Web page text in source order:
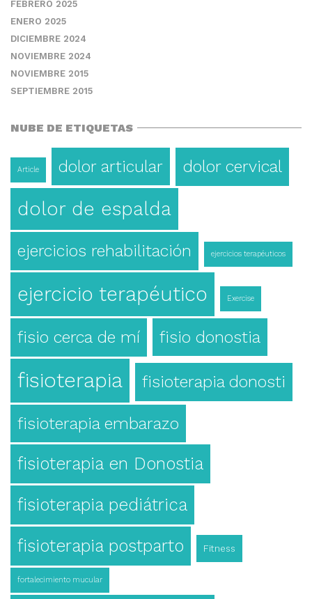
FEBRERO 2025
ENERO 2025
DICIEMBRE 2024
NOVIEMBRE 2024
NOVIEMBRE 2015
SEPTIEMBRE 2015
NUBE DE ETIQUETAS
Article dolor articular dolor cervical
dolor de espalda
ejercicios rehabilitación ejercicios terapéuticos
ejercicio terapéutico Exercise
fisio cerca de mí fisio donostia
fisioterapia fisioterapia donosti
fisioterapia embarazo
fisioterapia en Donostia
fisioterapia pediátrica
fisioterapia postparto Fitness
fortalecimiento mucular